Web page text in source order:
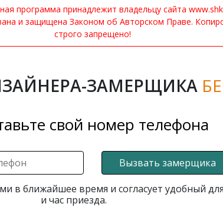
программа принадлежит владельцу сайта
и защищена Законом об Авторском Праве.
строго запрещено!
ЗАМЕРЩИКА
свой номер телефона
Вызвать замерщика
в ближайшее время и согласует удобный
и час приезда.